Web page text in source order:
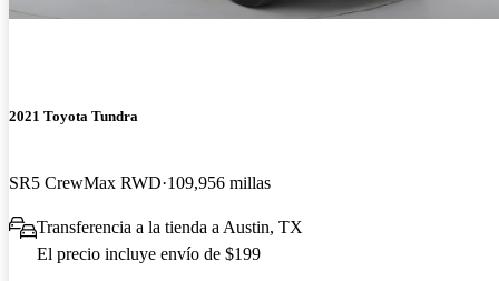
2021 Toyota Tundra
SR5 CrewMax RWD 109,956 millas
Transferencia a la tienda a Austin, TX
El precio incluye envío de $199